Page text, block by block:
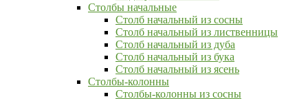
Столбы начальные
Столб начальный из сосны
Столб начальный из лиственницы
Столб начальный из дуба
Столб начальный из бука
Столб начальный из ясень
Столбы-колонны
Столбы-колонны из сосны